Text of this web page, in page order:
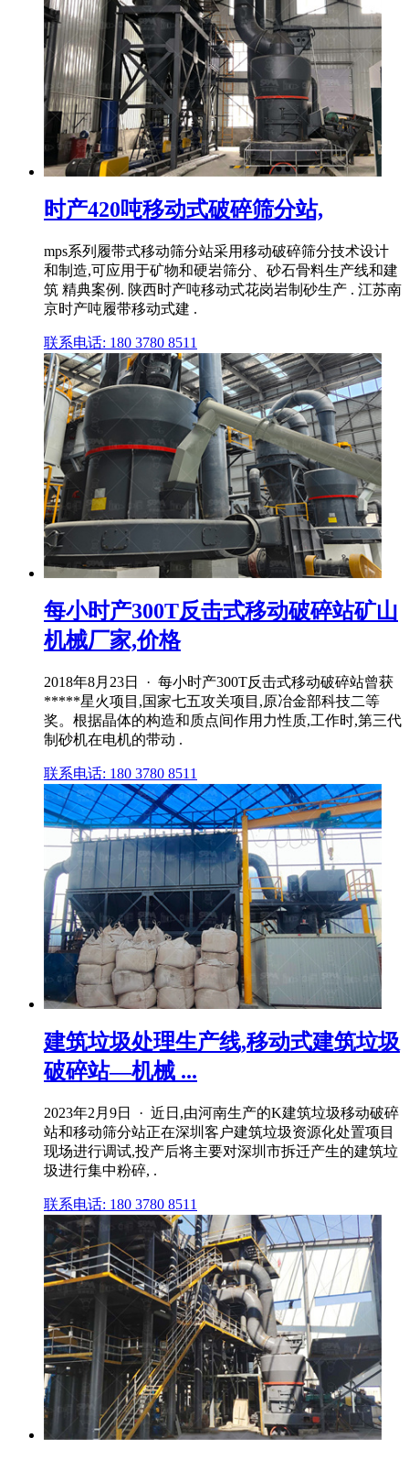
时产420吨移动式破碎筛分站,
mps系列履带式移动筛分站采用移动破碎筛分技术设计
和制造,可应用于矿物和硬岩筛分、砂石骨料生产线和建
筑 精典案例. 陕西时产吨移动式花岗岩制砂生产 . 江苏南
京时产吨履带移动式建 .
联系电话: 180 3780 8511
每小时产300T反击式移动破碎站矿山
机械厂家,价格
2018年8月23日 · 每小时产300T反击式移动破碎站曾获
*****星火项目,国家七五攻关项目,原冶金部科技二等
奖。根据晶体的构造和质点间作用力性质,工作时,第三代
制砂机在电机的带动 .
联系电话: 180 3780 8511
建筑垃圾处理生产线,移动式建筑垃圾
破碎站—机械 ...
2023年2月9日 · 近日,由河南生产的K建筑垃圾移动破碎
站和移动筛分站正在深圳客户建筑垃圾资源化处置项目
现场进行调试,投产后将主要对深圳市拆迁产生的建筑垃
圾进行集中粉碎, .
联系电话: 180 3780 8511